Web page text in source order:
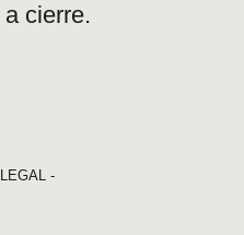
cierre.
-